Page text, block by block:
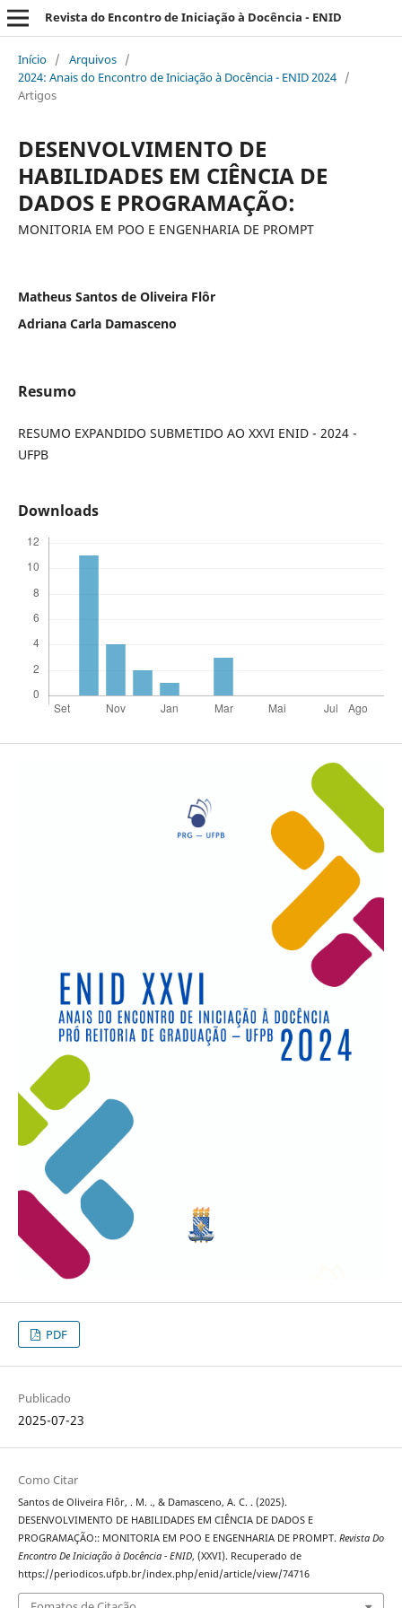
Revista do Encontro de Iniciação à Docência - ENID
Início / Arquivos /
2024: Anais do Encontro de Iniciação à Docência - ENID 2024 /
Artigos
DESENVOLVIMENTO DE
HABILIDADES EM CIÊNCIA DE
DADOS E PROGRAMAÇÃO:
MONITORIA EM POO E ENGENHARIA DE PROMPT
Matheus Santos de Oliveira Flôr
Adriana Carla Damasceno
Resumo
RESUMO EXPANDIDO SUBMETIDO AO XXVI ENID - 2024 -
UFPB
Downloads
PDF
Publicado
2025-07-23
Como Citar
Santos de Oliveira Flôr, . M. ., & Damasceno, A. C. . (2025).
DESENVOLVIMENTO DE HABILIDADES EM CIÊNCIA DE DADOS E
PROGRAMAÇÃO:: MONITORIA EM POO E ENGENHARIA DE PROMPT. Revista Do
Encontro De Iniciação à Docência - ENID, (XXVI). Recuperado de
https://periodicos.ufpb.br/index.php/enid/article/view/74716